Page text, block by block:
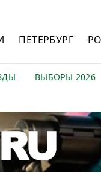
ПЕТЕРБУРГ
ВЫБОРЫ 2026